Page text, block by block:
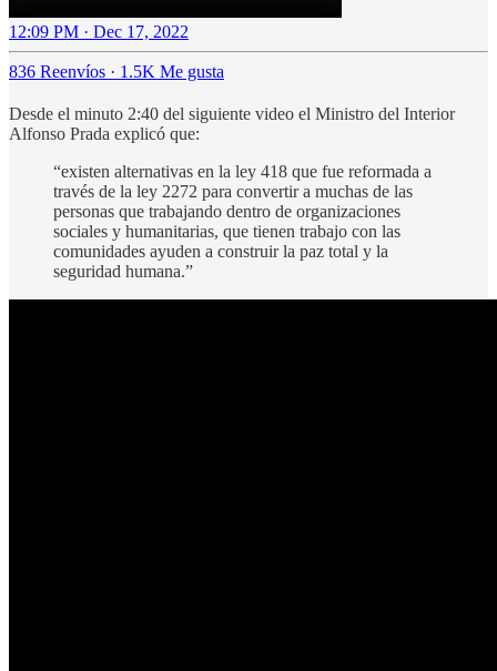
12:09 PM · Dec 17, 2022
836 Reenvíos · 1.5K Me gusta
Desde el minuto 2:40 del siguiente video el Ministro del Interior
Alfonso Prada explicó que:
“existen alternativas en la ley 418 que fue reformada a
través de la ley 2272 para convertir a muchas de las
personas que trabajando dentro de organizaciones
sociales y humanitarias, que tienen trabajo con las
comunidades ayuden a construir la paz total y la
seguridad humana.”